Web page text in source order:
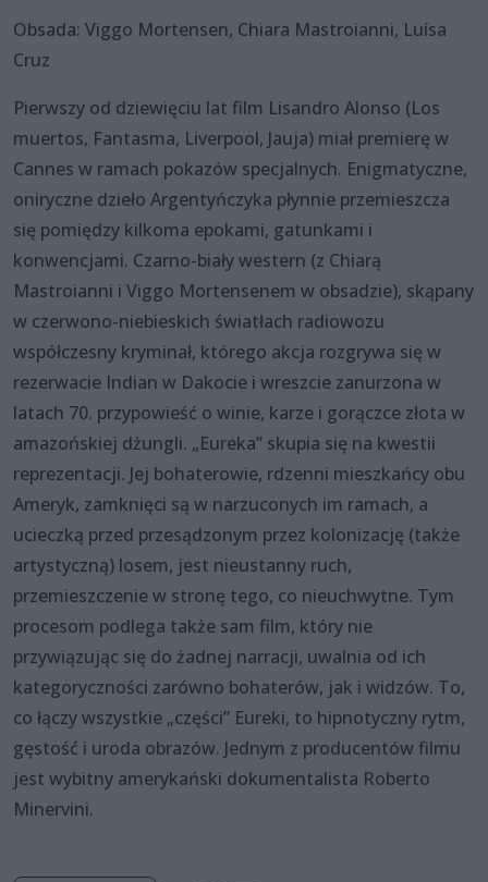
Obsada: Viggo Mortensen, Chiara Mastroianni, Luísa
Cruz
Pierwszy od dziewięciu lat film Lisandro Alonso (Los
muertos, Fantasma, Liverpool, Jauja) miał premierę w
Cannes w ramach pokazów specjalnych. Enigmatyczne,
oniryczne dzieło Argentyńczyka płynnie przemieszcza
się pomiędzy kilkoma epokami, gatunkami i
konwencjami. Czarno-biały western (z Chiarą
Mastroianni i Viggo Mortensenem w obsadzie), skąpany
w czerwono-niebieskich światłach radiowozu
współczesny kryminał, którego akcja rozgrywa się w
rezerwacie Indian w Dakocie i wreszcie zanurzona w
latach 70. przypowieść o winie, karze i gorączce złota w
amazońskiej dżungli. „Eureka” skupia się na kwestii
reprezentacji. Jej bohaterowie, rdzenni mieszkańcy obu
Ameryk, zamknięci są w narzuconych im ramach, a
ucieczką przed przesądzonym przez kolonizację (także
artystyczną) losem, jest nieustanny ruch,
przemieszczenie w stronę tego, co nieuchwytne. Tym
procesom podlega także sam film, który nie
przywiązując się do żadnej narracji, uwalnia od ich
kategoryczności zarówno bohaterów, jak i widzów. To,
co łączy wszystkie „części” Eureki, to hipnotyczny rytm,
gęstość i uroda obrazów. Jednym z producentów filmu
jest wybitny amerykański dokumentalista Roberto
Minervini.